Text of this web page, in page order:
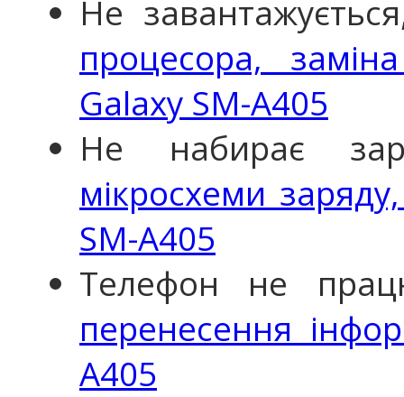
Не
процесора,
Galaxy SM-A405
Не набирає
мікросхеми
SM-A405
Телефон не
перенесення
A405